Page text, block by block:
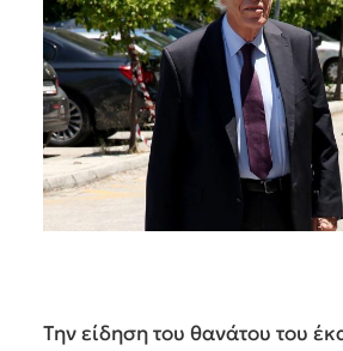
Την είδηση του θανάτου του